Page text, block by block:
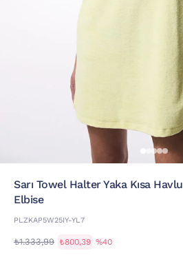
Sarı Towel Halter Yaka Kısa Havlu
Elbise
PLZKAP5W25IY-YL7
₺1.333,99 ₺800,39 %40